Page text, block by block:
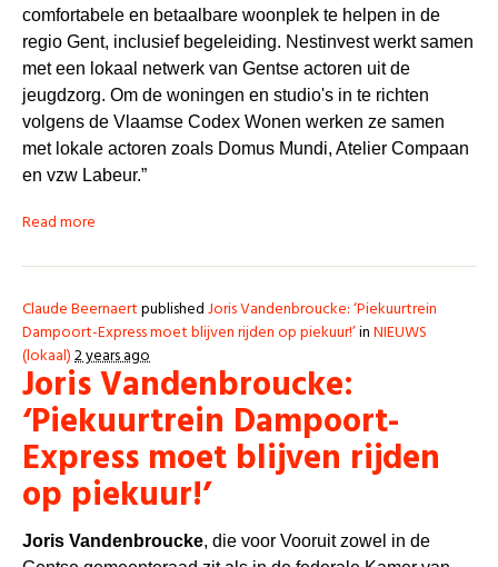
comfortabele en betaalbare woonplek te helpen in de
regio Gent, inclusief begeleiding. Nestinvest werkt samen
met een lokaal netwerk van Gentse actoren uit de
jeugdzorg. Om de woningen en studio's in te richten
volgens de Vlaamse Codex Wonen werken ze samen
met lokale actoren zoals Domus Mundi, Atelier Compaan
en vzw Labeur.”
Read more
Claude BeernaertpublishedJoris Vandenbroucke: ‘Piekuurtrein
Dampoort-Express moet blijven rijden op piekuur!’inNIEUWS
(lokaal)2 years ago
Joris Vandenbroucke:
‘Piekuurtrein Dampoort-
Express moet blijven rijden
op piekuur!’
Joris Vandenbroucke, die voor Vooruit zowel in de